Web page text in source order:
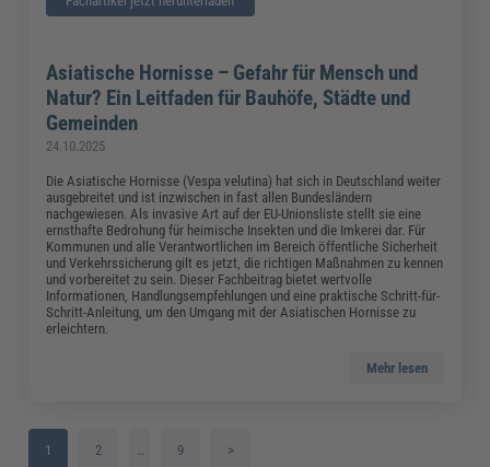
Asiatische Hornisse – Gefahr für Mensch und
Natur? Ein Leitfaden für Bauhöfe, Städte und
Gemeinden
24.10.2025
Die Asiatische Hornisse (Vespa velutina) hat sich in Deutschland weiter
ausgebreitet und ist inzwischen in fast allen Bundesländern
nachgewiesen. Als invasive Art auf der EU-Unionsliste stellt sie eine
ernsthafte Bedrohung für heimische Insekten und die Imkerei dar. Für
Kommunen und alle Verantwortlichen im Bereich öffentliche Sicherheit
und Verkehrssicherung gilt es jetzt, die richtigen Maßnahmen zu kennen
und vorbereitet zu sein. Dieser Fachbeitrag bietet wertvolle
Informationen, Handlungsempfehlungen und eine praktische Schritt-für-
Schritt-Anleitung, um den Umgang mit der Asiatischen Hornisse zu
erleichtern.
Mehr lesen
1 2 … 9 >